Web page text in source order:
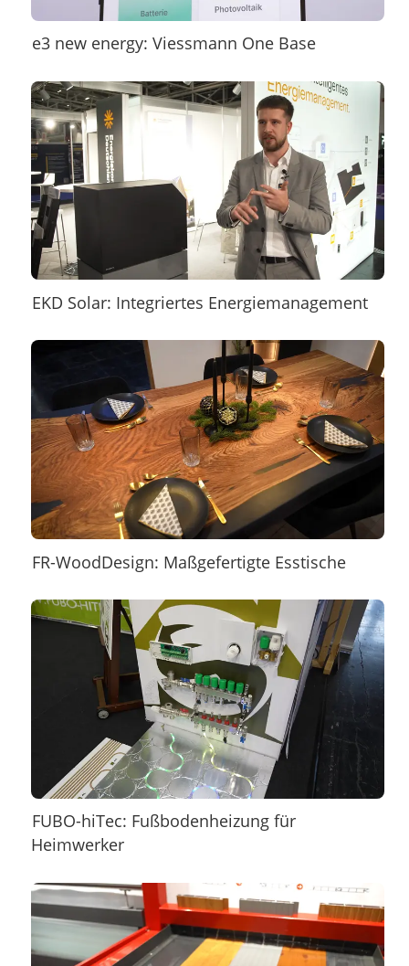
e3 new energy: Viessmann One Base
EKD Solar: Integriertes Energiemanagement
FR-WoodDesign: Maßgefertigte Esstische
FUBO-hiTec: Fußbodenheizung für
Heimwerker